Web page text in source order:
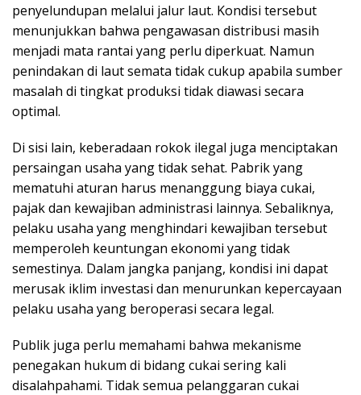
penyelundupan melalui jalur laut. Kondisi tersebut
menunjukkan bahwa pengawasan distribusi masih
menjadi mata rantai yang perlu diperkuat. Namun
penindakan di laut semata tidak cukup apabila sumber
masalah di tingkat produksi tidak diawasi secara
optimal.
Di sisi lain, keberadaan rokok ilegal juga menciptakan
persaingan usaha yang tidak sehat. Pabrik yang
mematuhi aturan harus menanggung biaya cukai,
pajak dan kewajiban administrasi lainnya. Sebaliknya,
pelaku usaha yang menghindari kewajiban tersebut
memperoleh keuntungan ekonomi yang tidak
semestinya. Dalam jangka panjang, kondisi ini dapat
merusak iklim investasi dan menurunkan kepercayaan
pelaku usaha yang beroperasi secara legal.
Publik juga perlu memahami bahwa mekanisme
penegakan hukum di bidang cukai sering kali
disalahpahami. Tidak semua pelanggaran cukai